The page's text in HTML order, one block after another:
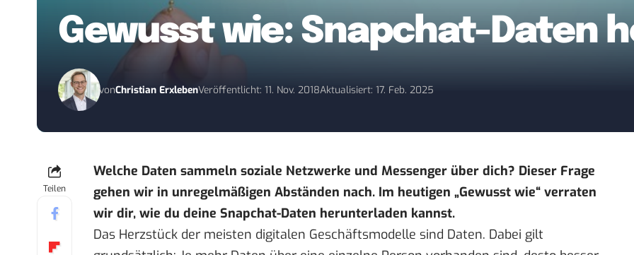
Gewusst wie: Snapchat-Daten
vonChristian ErxlebenVeröffentlicht: 11. Nov. 2018Aktualisiert: 17. Feb. 2025
Teilen
Welche Daten sammeln soziale Netzwerke und Messenger über dich? Dieser Frage
gehen wir in unregelmäßigen Abständen nach. Im heutigen „Gewusst wie“ verraten
wir dir, wie du deine Snapchat-Daten herunterladen kannst.
Das Herzstück der meisten digitalen Geschäftsmodelle sind Daten. Dabei gilt